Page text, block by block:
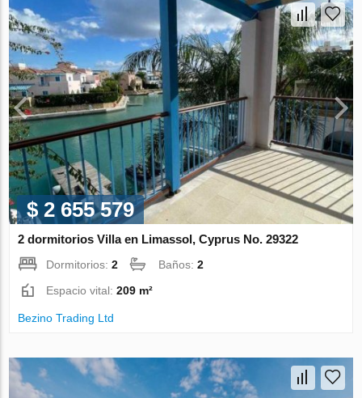
$ 2 655 579
2 dormitorios Villa en Limassol, Cyprus No. 29322
Dormitorios:2 Baños:2
Espacio vital:209 m²
Bezino Trading Ltd